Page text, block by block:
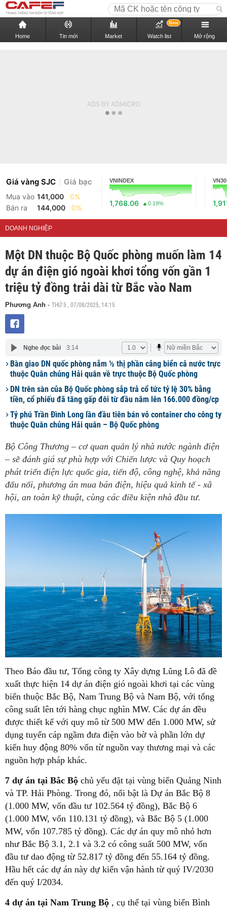
Home Tin mới Market Watch list
New
Mở rộng
Giá vàng SJC Giá bạc
Mua vào 141,000
0%
Bán ra
144,000 0%
VNINDEX
1,768.06 0.19%
VN30
DOANH NGHIỆP
Một DN thuộc Bộ Quốc phòng muốn làm 14
dự án điện gió ngoài khơi tổng vốn gần 1
triệu tỷ đồng trải dài từ Bắc vào Nam
Phương Anh - THỨ 5 , 07/08/2025, 14:15
Nghe đọc bài 3:14
Bàn giao DN quốc phòng nắm ½ thị phần cảng biển cả nước trực
thuộc Quân chủng Hải quân về trực thuộc Bộ Quốc phòng
DN trên sàn của Bộ Quốc phòng sắp trả cổ tức tỷ lệ 30% bằng
tiền, cổ phiếu đã tăng gấp đôi từ đầu năm lên 166.000 đồng/cp
Tỷ phú Trần Đình Long lần đầu tiên bán vỏ container cho công ty
thuộc Quân chủng Hải quân – Bộ Quốc phòng
Bộ Công Thương – cơ quan quản lý nhà nước ngành điện
– sẽ đánh giá sự phù hợp với Chiến lược và Quy hoạch
phát triển điện lực quốc gia, tiến độ, công nghệ, khả năng
đấu nối, phương án mua bán điện, hiệu quả kinh tế - xã
hội, an toàn kỹ thuật, cùng các điều kiện nhà đầu tư.
Theo Báo đầu tư, Tổng công ty Xây dựng Lũng Lô đã đề
xuất thực hiện 14 dự án điện gió ngoài khơi tại các vùng
biển thuộc Bắc Bộ, Nam Trung Bộ và Nam Bộ, với tổng
công suất lên tới hàng chục nghìn MW. Các dự án đều
được thiết kế với quy mô từ 500 MW đến 1.000 MW, sử
dụng tuyến cáp ngầm đưa điện vào bờ và phần lớn dự
kiến huy động 80% vốn từ nguồn vay thương mại và các
nguồn hợp pháp khác.
7 dự án tại Bắc Bộ chủ yếu đặt tại vùng biển Quảng Ninh
và TP. Hải Phòng. Trong đó, nổi bật là Dự án Bắc Bộ 8
(1.000 MW, vốn đầu tư 102.564 tỷ đồng), Bắc Bộ 6
(1.000 MW, vốn 110.131 tỷ đồng), và Bắc Bộ 5 (1.000
MW, vốn 107.785 tỷ đồng). Các dự án quy mô nhỏ hơn
như Bắc Bộ 3.1, 2.1 và 3.2 có công suất 500 MW, vốn
đầu tư dao động từ 52.817 tỷ đồng đến 55.164 tỷ đồng.
Hầu hết các dự án này dự kiến vận hành từ quý IV/2030
đến quý I/2034.
4 dự án tại Nam Trung Bộ , cụ thể tại vùng biển Bình